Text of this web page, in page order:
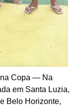
na Copa — Na
em Santa Luzia,
Belo Horizonte,